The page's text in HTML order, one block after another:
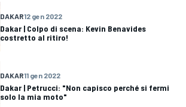
DAKAR12 gen 2022
Dakar | Colpo di scena: Kevin Benavides
costretto al ritiro!
DAKAR11 gen 2022
Dakar | Petrucci: "Non capisco perché si fermi
solo la mia moto"